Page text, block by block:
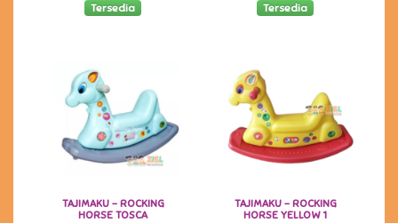
Tersedia Tersedia
TAJIMAKU - ROCKING
HORSE TOSCA
TAJIMAKU - ROCKING
HORSE YELLOW 1